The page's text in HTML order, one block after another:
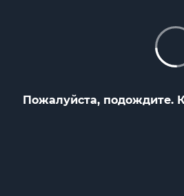
Пожалуйста, подождите.